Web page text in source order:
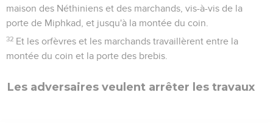
maison des Néthiniens et des marchands, vis-à-vis de la
porte de Miphkad, et jusqu'à la montée du coin.
32 Et les orfèvres et les marchands travaillèrent entre la
montée du coin et la porte des brebis.
Les adversaires veulent arrêter les travaux